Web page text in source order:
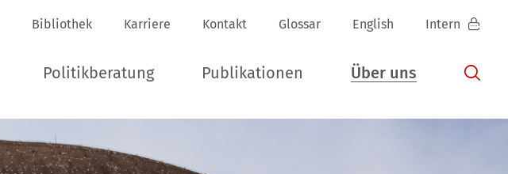
Bibliothek Karriere Kontakt Glossar English Intern
Politikberatung Publikationen Über uns